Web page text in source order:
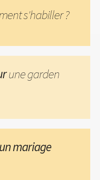
s'habiller ?
une garden
mariage